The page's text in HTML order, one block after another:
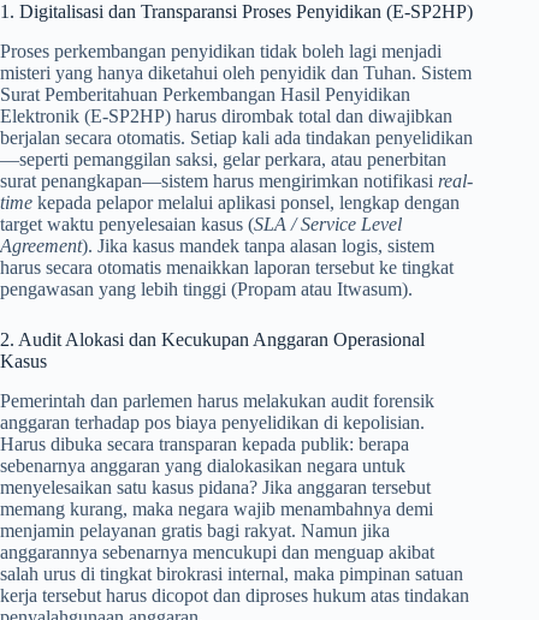
1. Digitalisasi dan Transparansi Proses Penyidikan (E-SP2HP)
Proses perkembangan penyidikan tidak boleh lagi menjadi
misteri yang hanya diketahui oleh penyidik dan Tuhan. Sistem
Surat Pemberitahuan Perkembangan Hasil Penyidikan
Elektronik (E-SP2HP) harus dirombak total dan diwajibkan
berjalan secara otomatis. Setiap kali ada tindakan penyelidikan
—seperti pemanggilan saksi, gelar perkara, atau penerbitan
surat penangkapan—sistem harus mengirimkan notifikasi real-
time kepada pelapor melalui aplikasi ponsel, lengkap dengan
target waktu penyelesaian kasus (SLA / Service Level
Agreement). Jika kasus mandek tanpa alasan logis, sistem
harus secara otomatis menaikkan laporan tersebut ke tingkat
pengawasan yang lebih tinggi (Propam atau Itwasum).
2. Audit Alokasi dan Kecukupan Anggaran Operasional
Kasus
Pemerintah dan parlemen harus melakukan audit forensik
anggaran terhadap pos biaya penyelidikan di kepolisian.
Harus dibuka secara transparan kepada publik: berapa
sebenarnya anggaran yang dialokasikan negara untuk
menyelesaikan satu kasus pidana? Jika anggaran tersebut
memang kurang, maka negara wajib menambahnya demi
menjamin pelayanan gratis bagi rakyat. Namun jika
anggarannya sebenarnya mencukupi dan menguap akibat
salah urus di tingkat birokrasi internal, maka pimpinan satuan
kerja tersebut harus dicopot dan diproses hukum atas tindakan